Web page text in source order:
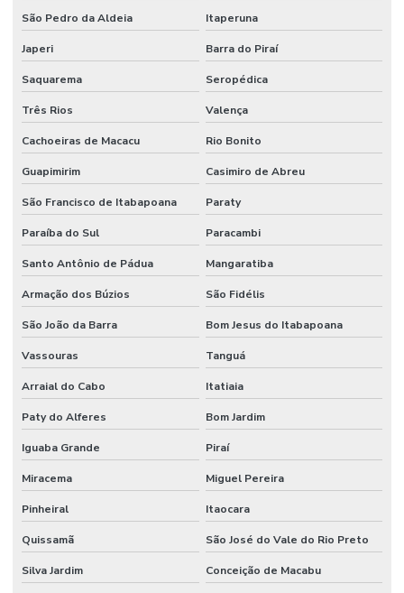
São Pedro da Aldeia Itaperuna
Japeri Barra do Piraí
Saquarema Seropédica
Três Rios Valença
Cachoeiras de Macacu Rio Bonito
Guapimirim Casimiro de Abreu
São Francisco de Itabapoana Paraty
Paraíba do Sul Paracambi
Santo Antônio de Pádua Mangaratiba
Armação dos Búzios São Fidélis
São João da Barra Bom Jesus do Itabapoana
Vassouras Tanguá
Arraial do Cabo Itatiaia
Paty do Alferes Bom Jardim
Iguaba Grande Piraí
Miracema Miguel Pereira
Pinheiral Itaocara
Quissamã São José do Vale do Rio Preto
Silva Jardim Conceição de Macabu